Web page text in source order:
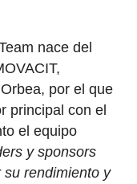
nace del
por el que
principal con el
el equipo
y sponsors
rendimiento y